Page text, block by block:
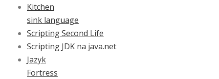
Kitchen
sink language
Scripting Second Life
Scripting JDK na java.net
Jazyk
Fortress